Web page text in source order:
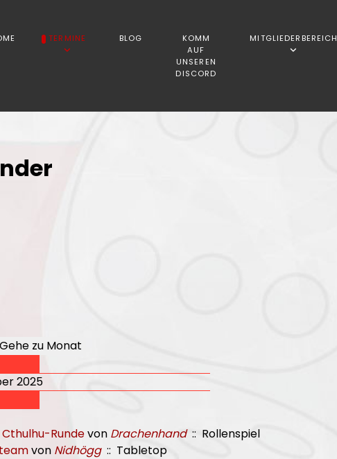
TERMINE BLOG
KOMM
AUF
UNSEREN
DISCORD
MITGLIEDERBEREICH
Gehe zu Monat
2025
Cthulhu-Rundevon Drachenhand:: Rollenspiel
von Nidhögg:: Tabletop